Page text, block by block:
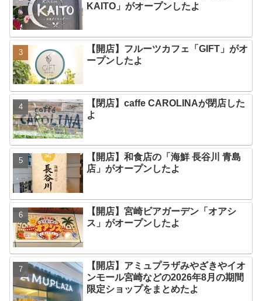
KAITO」がオープンしたよ
【開店】フルーツカフェ「GIFT」がオ
ープンしたよ
【閉店】caffe CAROLINAが閉店した
よ
【開店】和食店の「海鮮 長谷川 青島
店」がオープンしたよ
【開店】宮崎ビアガーデン「オアシ
ス」がオープンしたよ
【開店】アミュプラザみやざきやイオ
ンモール宮崎などの2026年8月の期間
限定ショップをまとめたよ